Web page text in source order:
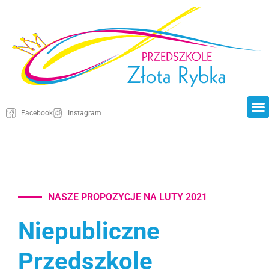
Facebook Instagram
NASZE PROPOZYCJE NA LUTY 2021
Niepubliczne
Przedszkole